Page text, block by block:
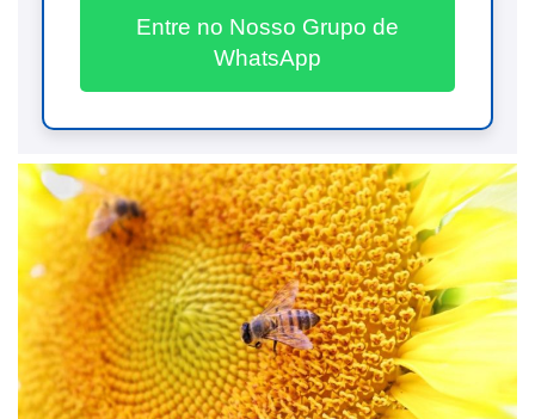
Entre no Nosso Grupo de
WhatsApp